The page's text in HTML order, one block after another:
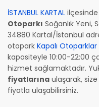
İSTANBUL KARTAL
Otoparkı Soğanlık Yeni,
34880 Kartal/İstanbul
otopark Kapalı Otoparklar
kapasiteyle 10:00-22:00
hizmet sağlamaktadır.
fiyatlarına ulaşarak,
fiyatla ulaşabilirsiniz.